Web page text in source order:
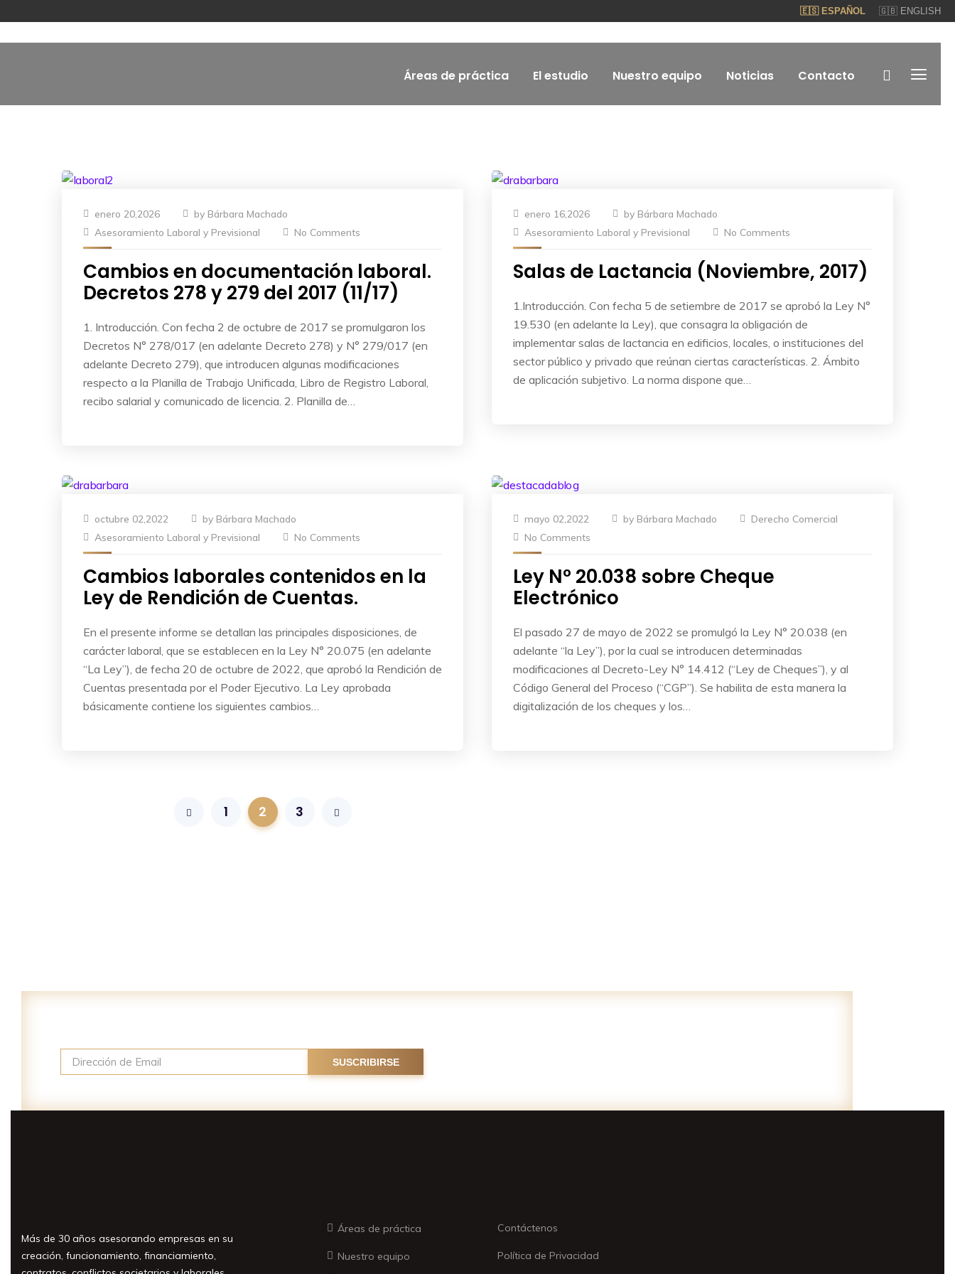
🇪🇸 ESPAÑOL 🇬🇧 ENGLISH
Áreas de práctica El estudio Nuestro equipo Noticias Contacto
enero 20,2026 by Bárbara Machado
Asesoramiento Laboral y Previsional
No Comments
Cambios en documentación laboral.
Decretos 278 y 279 del 2017 (11/17)
1. Introducción. Con fecha 2 de octubre de 2017 se promulgaron los
Decretos N° 278/017 (en adelante Decreto 278) y N° 279/017 (en
adelante Decreto 279), que introducen algunas modificaciones
respecto a la Planilla de Trabajo Unificada, Libro de Registro Laboral,
recibo salarial y comunicado de licencia. 2. Planilla de…
enero 16,2026 by Bárbara Machado
Asesoramiento Laboral y Previsional
No Comments
Salas de Lactancia (Noviembre, 2017)
1.Introducción. Con fecha 5 de setiembre de 2017 se aprobó la Ley N°
19.530 (en adelante la Ley), que consagra la obligación de
implementar salas de lactancia en edificios, locales, o instituciones del
sector público y privado que reúnan ciertas características. 2. Ámbito
de aplicación subjetivo. La norma dispone que…
octubre 02,2022 by Bárbara Machado
Asesoramiento Laboral y Previsional
No Comments
Cambios laborales contenidos en la
Ley de Rendición de Cuentas.
En el presente informe se detallan las principales disposiciones, de
carácter laboral, que se establecen en la Ley N° 20.075 (en adelante
“La Ley”), de fecha 20 de octubre de 2022, que aprobó la Rendición de
Cuentas presentada por el Poder Ejecutivo. La Ley aprobada
básicamente contiene los siguientes cambios…
mayo 02,2022 by Bárbara Machado
Derecho Comercial
No Comments
Ley N° 20.038 sobre Cheque
Electrónico
El pasado 27 de mayo de 2022 se promulgó la Ley N° 20.038 (en
adelante “la Ley”), por la cual se introducen determinadas
modificaciones al Decreto-Ley N° 14.412 (“Ley de Cheques”), y al
Código General del Proceso (“CGP”). Se habilita de esta manera la
digitalización de los cheques y los…
1 2 3
Más de 30 años asesorando empresas en su
creación, funcionamiento, financiamiento,
Áreas de práctica
Nuestro equipo
Contáctenos
Política de Privacidad